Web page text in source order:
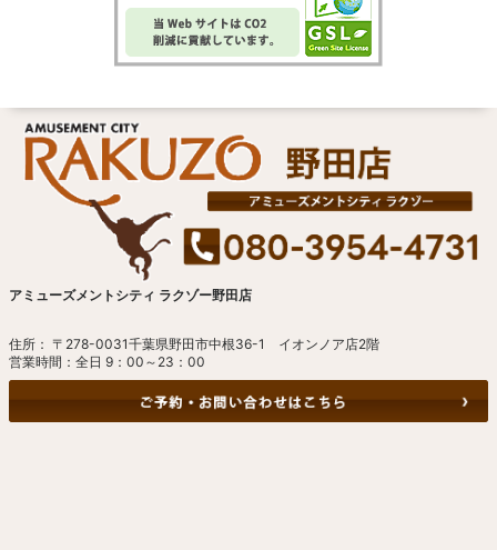
アミューズメントシティ ラクゾー野田店
住所： 〒278-0031千葉県野田市中根36-1 イオンノア店2階
営業時間：全日 9：00～23：00